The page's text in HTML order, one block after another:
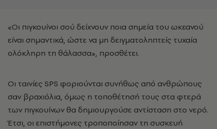
«Οι πιγκουίνοι σού δείχνουν ποια σημεία του ωκεανού
είναι σημαντικά, ώστε να μη δειγματοληπτείς τυχαία
ολόκληρη τη θάλασσα», προσθέτει.
Οι ταινίες SPS φοριούνται συνήθως από ανθρώπους
σαν βραχιόλια, όμως η τοποθέτησή τους στα φτερά
των πιγκουίνων θα δημιουργούσε αντίσταση στο νερό.
Έτσι, οι επιστήμονες τροποποίησαν τη συσκευή